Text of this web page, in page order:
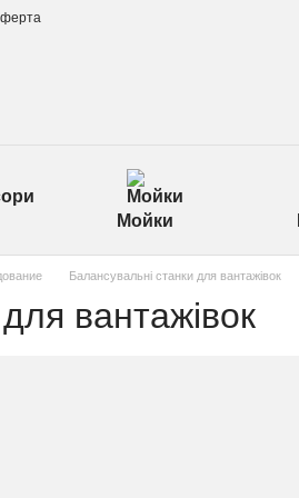
Мойки
Балансувальні станки для вантажівок
вантажівок